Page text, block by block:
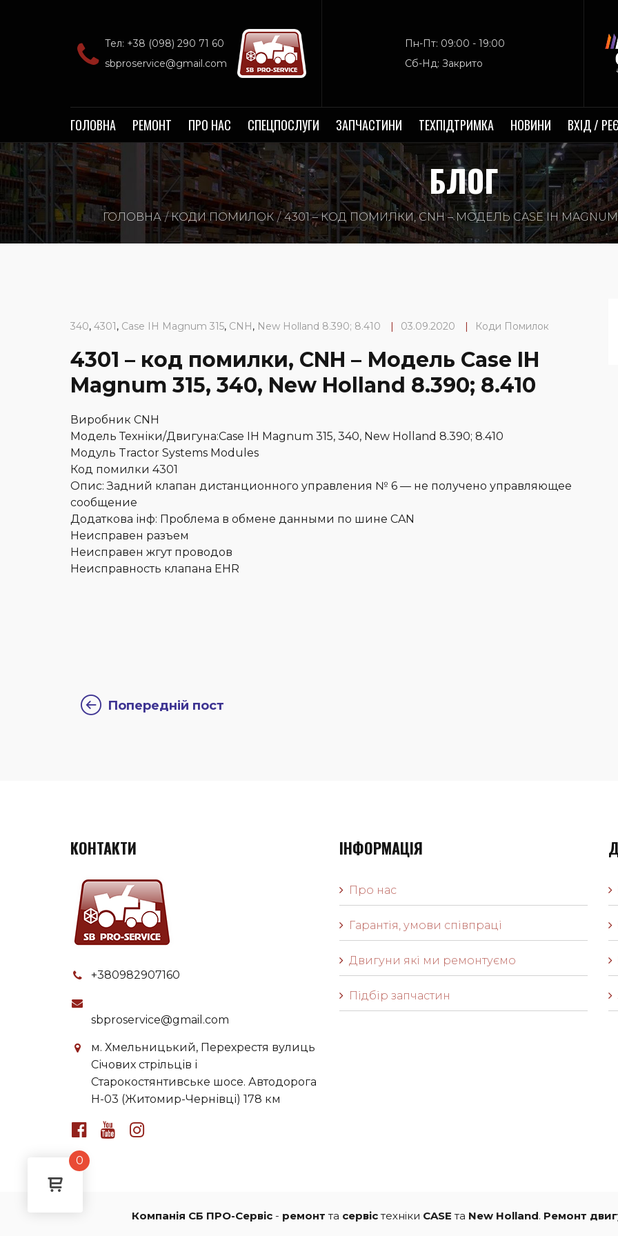
Тел: +38 (098) 290 71 60‬
sbproservice@gmail.com
Пн-Пт: 09:00 - 19:00
Сб-Нд: Закрито
ГОЛОВНА РЕМОНТ ПРО НАС СПЕЦПОСЛУГИ ЗАПЧАСТИНИ ТЕХПІДТРИМКА НОВИНИ ВХІД /
БЛОГ
ГОЛОВНА КОДИ ПОМИЛОК 4301 – КОД ПОМИЛКИ, CNH – МОДЕЛЬ CASE IH MAGNUM
340, 4301 , Case IH Magnum 315, CNH , New Holland 8.390; 8.410 03.09.2020 Коди Помилок
4301 – код помилки, CNH – Модель Case IH
Magnum 315, 340, New Holland 8.390; 8.410
Виробник CNH
Модель Техніки/Двигуна:Case IH Magnum 315, 340, New Holland 8.390; 8.410
Модуль Tractor Systems Modules
Код помилки 4301
Опис: Задний клапан дистанционного управления № 6 — не получено управляющее
сообщение
Додаткова інф: Проблема в обмене данными по шине CAN
Неисправен разъем
Неисправен жгут проводов
Неисправность клапана EHR
Попередній пост
КОНТАКТИ
+380982907160
sbproservice@gmail.com
м. Хмельницький, Перехрестя вулиць
Січових стрільців і
Старокостянтивське шосе. Автодорога
H-03 (Житомир-Чернівці) 178 км
ІНФОРМАЦІЯ
Про нас
Гарантія, умови співпраці
Двигуни які ми ремонтуємо
Підбір запчастин
Компанія СБ ПРО-Сервіс- ремонт та сервістехніки CASE та New Holland. Ремонт
0